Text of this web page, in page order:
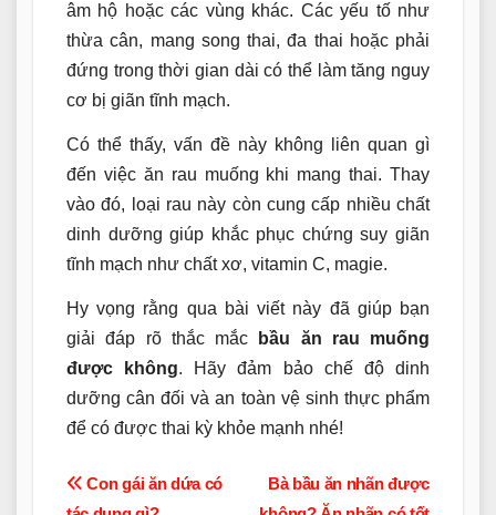
âm hộ hoặc các vùng khác. Các yếu tố như
thừa cân, mang song thai, đa thai hoặc phải
đứng trong thời gian dài có thể làm tăng nguy
cơ bị giãn tĩnh mạch.
Có thể thấy, vấn đề này không liên quan gì
đến việc ăn rau muống khi mang thai. Thay
vào đó, loại rau này còn cung cấp nhiều chất
dinh dưỡng giúp khắc phục chứng suy giãn
tĩnh mạch như chất xơ, vitamin C, magie.
Hy vọng rằng qua bài viết này đã giúp bạn
giải đáp rõ thắc mắc
bầu ăn rau muống
được không. Hãy đảm bảo chế độ dinh
dưỡng cân đối và an toàn vệ sinh thực phẩm
để có được thai kỳ khỏe mạnh nhé!
Điều
Bà bầu ăn nhãn được
Con gái ăn dứa có